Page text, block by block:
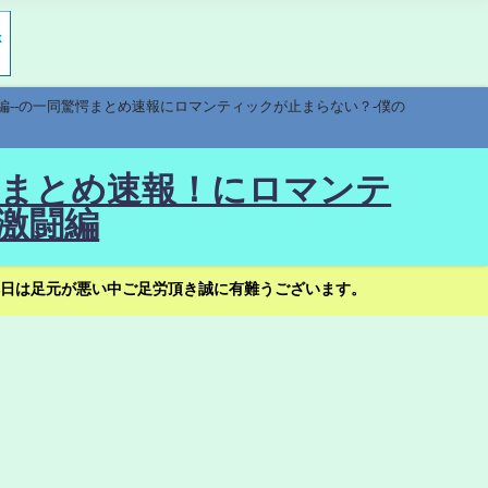
の一同驚愕まとめ速報にロマンティックが止まらない？-僕の
とめ速報！にロマンテ
闘編
足元が悪い中ご足労頂き誠に有難うございます。